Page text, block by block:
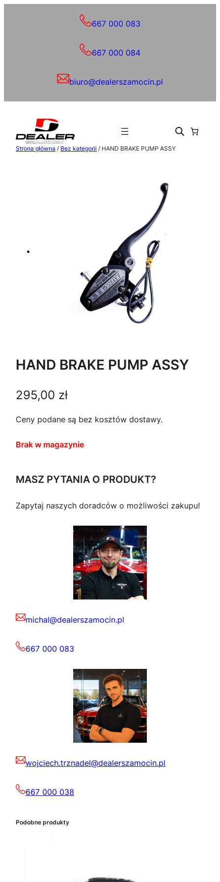
667 000 083
667 000 084
biuro@dealerszamocin.pl
Strona główna / Bez kategorii / HAND BRAKE PUMP ASSY
HAND BRAKE PUMP ASSY
295,00 zł
Ceny podane są bez kosztów dostawy.
Brak w magazynie
MASZ PYTANIA O PRODUKT?
Zapytaj naszych doradców o możliwości zakupu!
michal@dealerszamocin.pl
667 000 083
wojciech.trznadel@dealerszamocin.pl
667 000 038
Podobne produkty